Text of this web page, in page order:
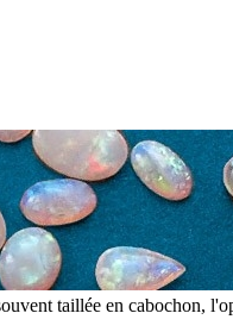
taillée en cabochon,